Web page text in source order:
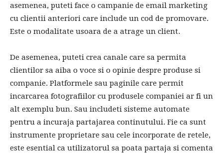
asemenea, puteti face o campanie de email marketing
cu clientii anteriori care include un cod de promovare.
Este o modalitate usoara de a atrage un client.
De asemenea, puteti crea canale care sa permita
clientilor sa aiba o voce si o opinie despre produse si
companie. Platformele sau paginile care permit
incarcarea fotografiilor cu produsele companiei ar fi un
alt exemplu bun. Sau includeti sisteme automate
pentru a incuraja partajarea continutului. Fie ca sunt
instrumente proprietare sau cele incorporate de retele,
este esential ca utilizatorul sa poata partaja si comenta